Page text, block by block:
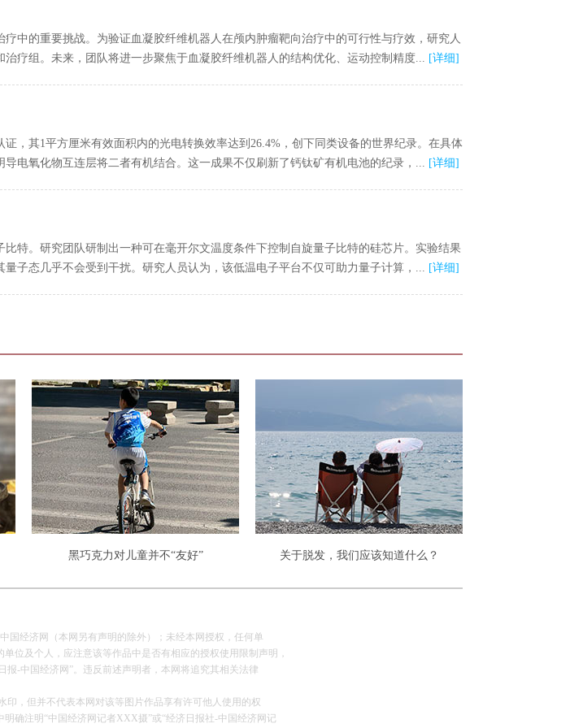
中的重要挑战。为验证血凝胶纤维机器人在颅内肿瘤靶向治疗中的可行性与疗效，研究人
疗组。未来，团队将进一步聚焦于血凝胶纤维机器人的结构优化、运动控制精度... [详细]
，其1平方厘米有效面积内的光电转换效率达到26.4%，创下同类设备的世界纪录。在具体
电氧化物互连层将二者有机结合。这一成果不仅刷新了钙钛矿有机电池的纪录，... [详细]
特。研究团队研制出一种可在毫开尔文温度条件下控制自旋量子比特的硅芯片。实验结果
子态几乎不会受到干扰。研究人员认为，该低温电子平台不仅可助力量子计算，... [详细]
黑巧克力对儿童并不“友好” 关于脱发，我们应该知道什么？
国经济网（本网另有声明的除外）；未经本网授权，任何单
位及个人，应注意该等作品中是否有相应的授权使用限制声明，
-中国经济网”。违反前述声明者，本网将追究其相关法律
印，但并不代表本网对该等图片作品享有许可他人使用的权
确注明“中国经济网记者XXX摄”或“经济日报社-中国经济网记